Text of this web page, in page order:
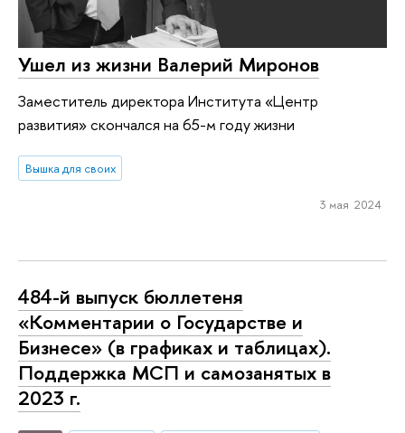
Ушел из жизни Валерий Миронов
Заместитель директора Института «Центр
развития» скончался на 65-м году жизни
Вышка для своих
3 мая 2024
484-й выпуск бюллетеня
«Комментарии о Государстве и
Бизнесе» (в графиках и таблицах).
Поддержка МСП и самозанятых в
2023 г.